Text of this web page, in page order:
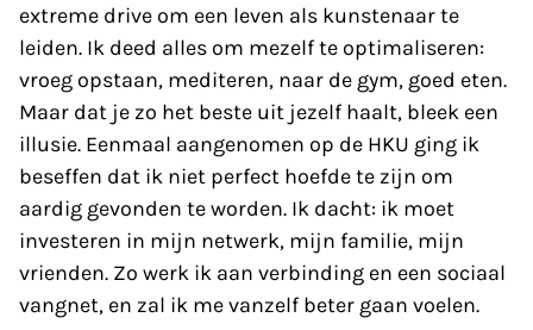
extreme drive om een leven als kunstenaar te
leiden. Ik deed alles om mezelf te optimaliseren:
vroeg opstaan, mediteren, naar de gym, goed eten.
Maar dat je zo het beste uit jezelf haalt, bleek een
illusie. Eenmaal aangenomen op de HKU ging ik
beseffen dat ik niet perfect hoefde te zijn om
aardig gevonden te worden. Ik dacht: ik moet
investeren in mijn netwerk, mijn familie, mijn
vrienden. Zo werk ik aan verbinding en een sociaal
vangnet, en zal ik me vanzelf beter gaan voelen.